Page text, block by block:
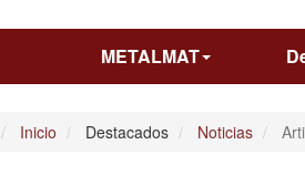
METALMAT
Inicio Destacados Noticias